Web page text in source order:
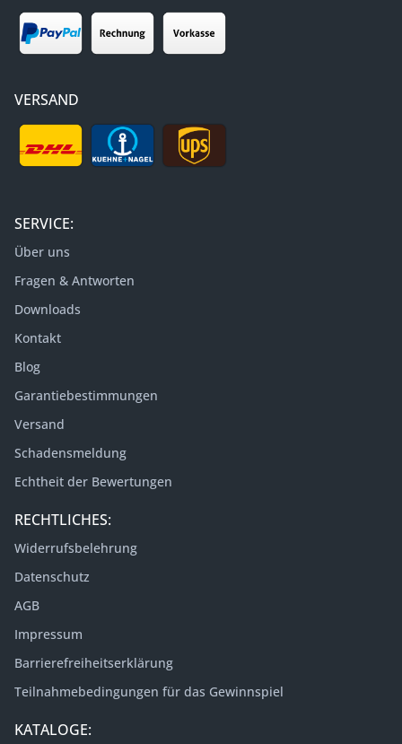
VERSAND
SERVICE:
Über uns
Fragen & Antworten
Downloads
Kontakt
Blog
Garantiebestimmungen
Versand
Schadensmeldung
Echtheit der Bewertungen
RECHTLICHES:
Widerrufsbelehrung
Datenschutz
AGB
Impressum
Barrierefreiheitserklärung
Teilnahmebedingungen für das Gewinnspiel
KATALOGE: